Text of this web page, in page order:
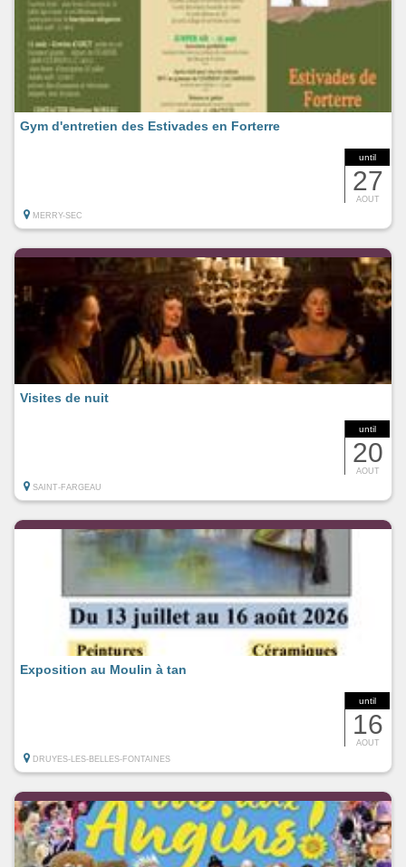
until
27
AOUT
Gym d'entretien des Estivades en Forterre
MERRY-SEC
until
20
AOUT
Visites de nuit
SAINT-FARGEAU
until
16
AOUT
Exposition au Moulin à tan
DRUYES-LES-BELLES-FONTAINES